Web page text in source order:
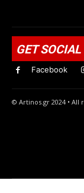
GET SOCIAL
Facebook
© Artinos.gr 2024 • All